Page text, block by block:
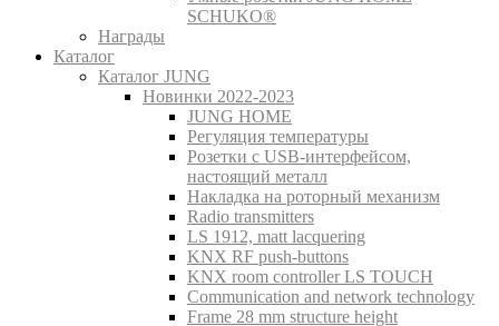
SCHUKO®
Награды
Каталог
Каталог JUNG
Новинки 2022-2023
JUNG HOME
Регуляция температуры
Розетки с USB-интерфейсом,
настоящий металл
Накладка на роторный механизм
Radio transmitters
LS 1912, matt lacquering
KNX RF push-buttons
KNX room controller LS TOUCH
Communication and network technology
Frame 28 mm structure height